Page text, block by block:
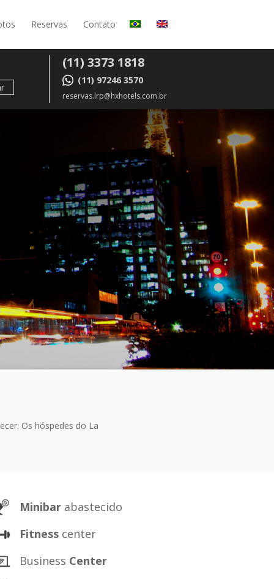
Reservas Contato
(11) 3373 1818
(11) 97246 3570
reservas.lrp@hxhotels.com.br
opções de
Os hóspedes do La
Minibarabastecido
Fitnesscenter
Business Center